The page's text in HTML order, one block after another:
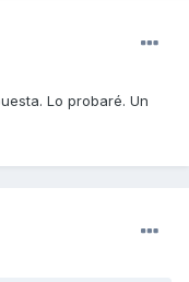
Lo probaré. Un